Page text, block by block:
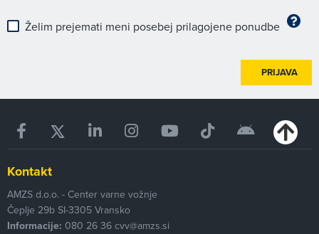
Želim prejemati meni posebej prilagojene ponudbe
PRIJAVA
Kontakt
AMZS d.o.o. - Center varne vožnje
Čeplje 29b SI-3305 Vransko
Informacije: 080 26 36 cvv@amzs.si